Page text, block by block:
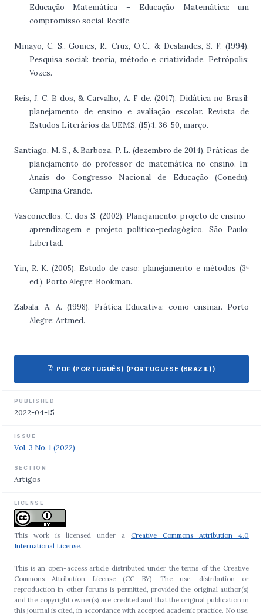
Educação Matemática – Educação Matemática: um
compromisso social, Recife.
Minayo, C. S., Gomes, R., Cruz, O.C., & Deslandes, S. F. (1994).
Pesquisa social: teoria, método e criatividade. Petrópolis:
Vozes.
Reis, J. C. B dos, & Carvalho, A. F de. (2017). Didática no Brasil:
planejamento de ensino e avaliação escolar. Revista de
Estudos Literários da UEMS, (15):1, 36-50, março.
Santiago, M. S., & Barboza, P. L. (dezembro de 2014). Práticas de
planejamento do professor de matemática no ensino. In:
Anais do Congresso Nacional de Educação (Conedu),
Campina Grande.
Vasconcellos, C. dos S. (2002). Planejamento: projeto de ensino-
aprendizagem e projeto político-pedagógico. São Paulo:
Libertad.
Yin, R. K. (2005). Estudo de caso: planejamento e métodos (3ª
ed.). Porto Alegre: Bookman.
Zabala, A. A. (1998). Prática Educativa: como ensinar. Porto
Alegre: Artmed.
PDF (PORTUGUÊS) (PORTUGUESE (BRAZIL))
PUBLISHED
2022-04-15
ISSUE
Vol. 3 No. 1 (2022)
SECTION
Artigos
LICENSE
This work is licensed under aCreative Commons Attribution 4.0
International License.
This is an open-access article distributed under the terms of the Creative
Commons Attribution License (CC BY). The use, distribution or
reproduction in other forums is permitted, provided the original author(s)
and the copyright owner(s) are credited and that the original publication in
this journal is cited, in accordance with accepted academic practice. No use,